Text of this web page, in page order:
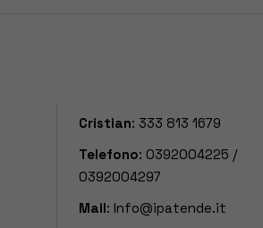
Cristian: 333 813 1679
Telefono: 0392004225 /
0392004297
Mail: Info@ipatende.it